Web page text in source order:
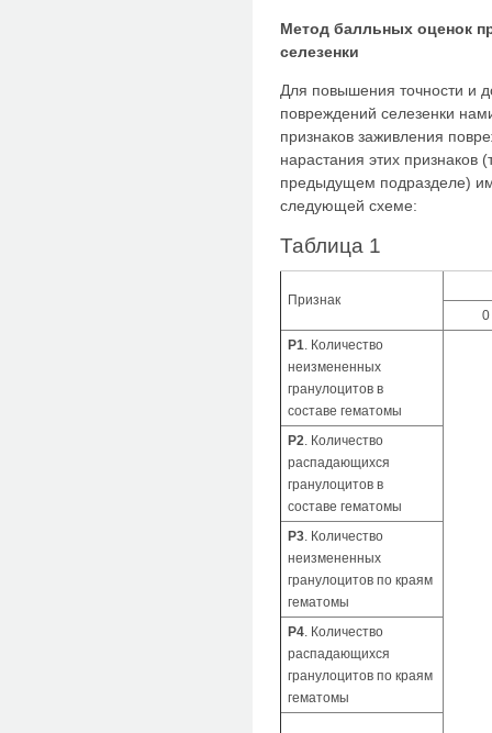
Метод балльных оценок
селезенки
Для повышения точности и
повреждений селезенки
признаков заживления
нарастания этих признаков
предыдущем подразделе)
следующей схеме:
Таблица 1
Признак
0
Р1. Количество
неизмененных
гранулоцитов в
составе гематомы
Р2. Количество
распадающихся
гранулоцитов в
составе гематомы
Р3. Количество
неизмененных
гранулоцитов по краям
гематомы
Р4. Количество
распадающихся
гранулоцитов по краям
гематомы